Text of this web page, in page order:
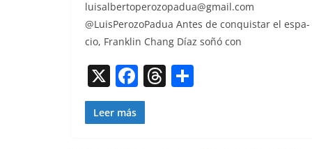
b
o
o
k
d
s
ar
tir
luisalbertoperozopadua@gmail.com
@LuisPerozoPadua Antes de con­quis­tar el espa­
cio, Franklin Chang Díaz soñó con
X F
a
c
T
Leer más